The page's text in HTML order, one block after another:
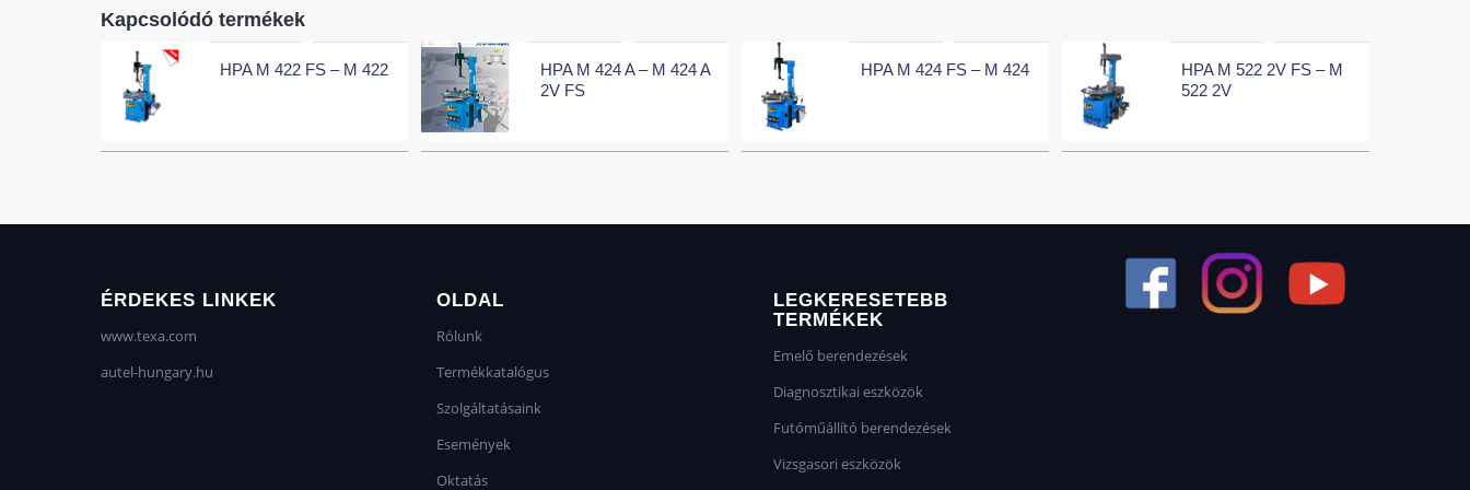
Kapcsolódó termékek
HPA M 422 FS – M 422
HPA M 424 A – M 424 A
2V FS
HPA M 424 FS – M 424
HPA M 522 2V FS – M
522 2V
ÉRDEKES LINKEK
www.texa.com
autel-hungary.hu
OLDAL
Rólunk
Termékkatalógus
Szolgáltatásaink
Események
Oktatás
LEGKERESETEBB
TERMÉKEK
Emelő berendezések
Diagnosztikai eszközök
Futóműállító berendezések
Vizsgasori eszközök